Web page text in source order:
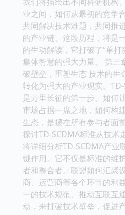
业之间，如何从最初的竞争
共同解决技术难题，共同推
的产业链。这段历程，将是
的生动解读，它打破了“单
集体智慧的强大力量。 第
破壁垒，重塑生态 技术的
转化为强大的产业现实。
是万里长征的第一步。如何
市场占据一席之地，如何构
生态，是摆在所有参与者面
探讨TD-SCDMA标准从技术
将详细分析TD-SCDMA产业
键作用。它不仅是标准的维
者和整合者。联盟如何汇聚
商、运营商等各个环节的利
一的技术规范、推动互联互
动，来打破技术壁垒，促进